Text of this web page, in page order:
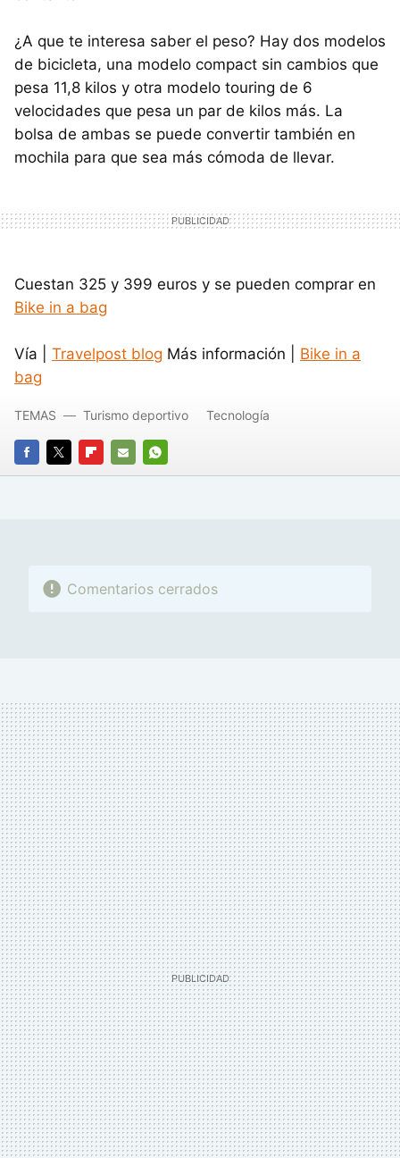
¿A que te interesa saber el peso? Hay dos modelos
de bicicleta, una modelo compact sin cambios que
pesa 11,8 kilos y otra modelo touring de 6
velocidades que pesa un par de kilos más. La
bolsa de ambas se puede convertir también en
mochila para que sea más cómoda de llevar.
Cuestan 325 y 399 euros y se pueden comprar en
Bike in a bag
Vía | Travelpost blog Más información | Bike in a
bag
FACEBOOK
TWITTERFLIPBOARD
E-
WHATSAPP
TEMAS Turismo deportivo Tecnología
Comentarios cerrados